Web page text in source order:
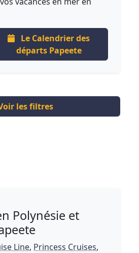
Le Calendrier des
départs Papeete
les filtres
Polynésie et
Line, Princess Cruises,